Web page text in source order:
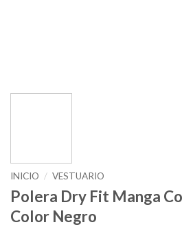
INICIO / VESTUARIO
Polera Dry Fit Manga
Color Negro